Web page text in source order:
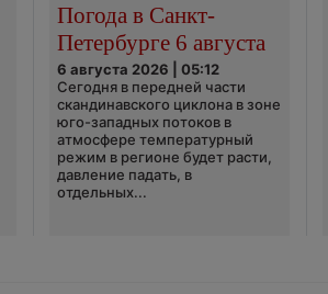
Погода в Санкт-
Петербурге 6 августа
6 августа 2026 | 05:12
Сегодня в передней части
скандинавского циклона в зоне
юго-западных потоков в
атмосфере температурный
режим в регионе будет расти,
давление падать, в
отдельных...